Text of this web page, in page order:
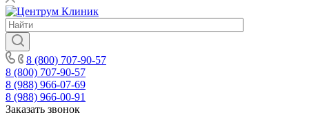
8 (800) 707-90-57
8 (800) 707-90-57
8 (988) 966-07-69
8 (988) 966-00-91
Заказать звонок